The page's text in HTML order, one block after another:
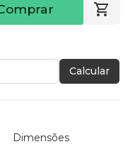
Calcular
Dimensões